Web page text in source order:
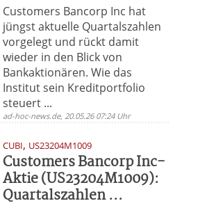
Customers Bancorp Inc hat
jüngst aktuelle Quartalszahlen
vorgelegt und rückt damit
wieder in den Blick von
Bankaktionären. Wie das
Institut sein Kreditportfolio
steuert ...
ad-hoc-news.de, 20.05.26 07:24 Uhr
CUBI, US23204M1009
Customers Bancorp Inc-
Aktie (US23204M1009):
Quartalszahlen ...